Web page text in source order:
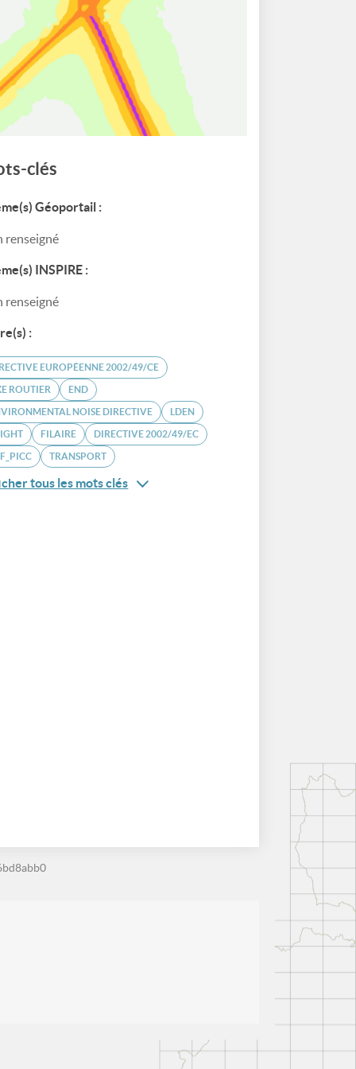
clés
Géoportail :
renseigné
INSPIRE :
renseigné
:
EUROPÉENNE 2002/49/CE
ROUTIER END
NOISE DIRECTIVE LDEN
FILAIRE DIRECTIVE 2002/49/EC
TRANSPORT
tous les mots clés